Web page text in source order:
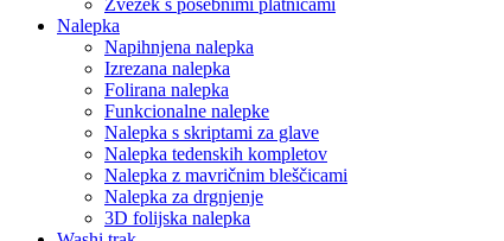
Nalepka
Napihnjena nalepka
Izrezana nalepka
Folirana nalepka
Funkcionalne nalepke
Nalepka s skriptami za glave
Nalepka tedenskih kompletov
Nalepka z mavričnim bleščicami
Nalepka za drgnjenje
3D folijska nalepka